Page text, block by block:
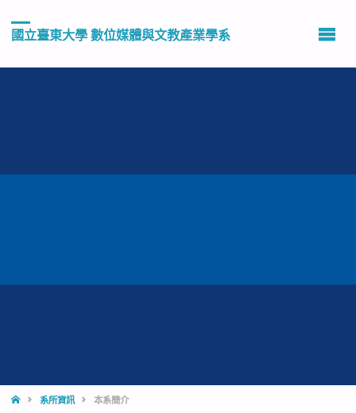
國立臺東大學 數位媒體與文教產業學系
系所資訊 本系簡介